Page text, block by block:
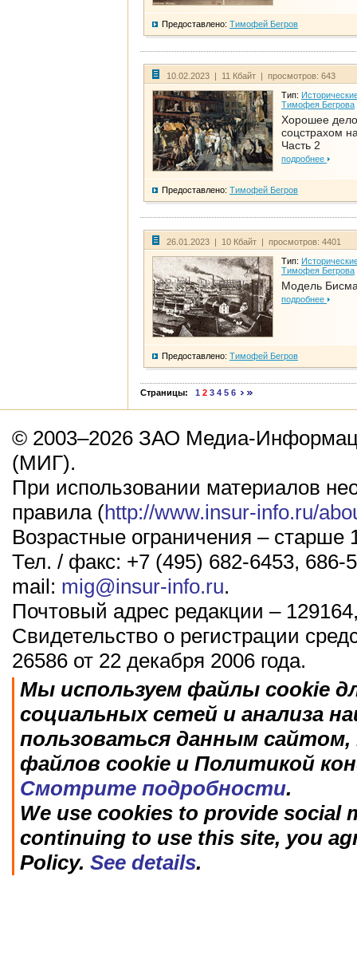
Предоставлено: Тимофей Бегров
10.02.2023 | 11 Кбайт | просмотров: 643
Тип:
Тимофея Бегрова
Хорошее дело
соцстрахом
Часть 2
подробнее
Предоставлено: Тимофей Бегров
26.01.2023 | 10 Кбайт | просмотров: 4401
Тип:
Тимофея Бегрова
Модель
подробнее
Предоставлено: Тимофей Бегров
Страницы: 1 2 3 4 5 6
© 2003–2026 ЗАО Медиа-
(МИГ).
При использовании материалов
правила (http://www.insur-info.ru/
Возрастные ограничения – старше
Тел. / факс: +7 (495) 682-6453, 686-
mail: mig@insur-info.ru.
Почтовый адрес редакции –
Свидетельство о регистрации
26586 от 22 декабря 2006 года.
Мы используем файлы cookie
социальных сетей и анализа
пользоваться данным
файлов cookie и Политикой
Смотрите подробности.
We use cookies to provide social
continuing to use this site, you
Policy. See details.